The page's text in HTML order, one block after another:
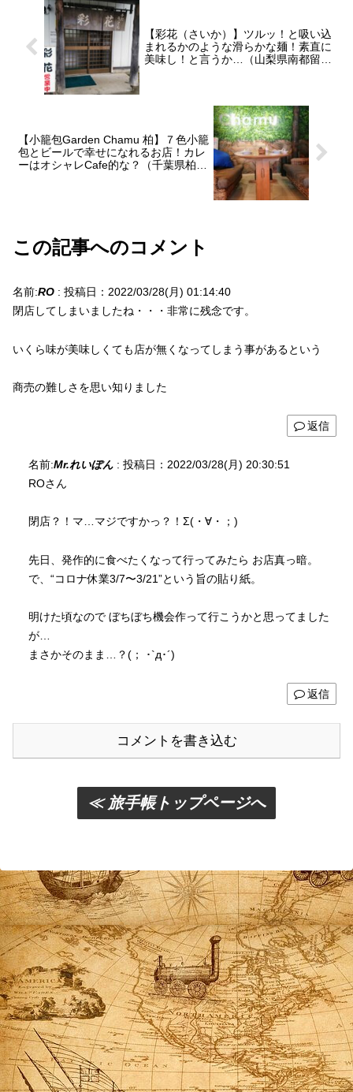
【彩花（さいか）】ツルッ！と吸い込
まれるかのような滑らかな麺！素直に
美味し！と言うか…（山梨県南都留郡
【小籠包Garden Chamu 柏】７色小籠
包とビールで幸せになれるお店！カレ
ーはオシャレCafe的な？（千葉県柏
この記事へのコメント
名前:RO : 投稿日：2022/03/28(月) 01:14:40
閉店してしまいましたね・・・非常に残念です。
いくら味が美味しくても店が無くなってしまう事があるという
商売の難しさを思い知りました
返信
名前:Mr.れいぽん : 投稿日：2022/03/28(月) 20:30:51
ROさん
閉店？！マ…マジですかっ？！Σ(・∀・；)
先日、発作的に食べたくなって行ってみたら お店真っ暗。
で、“コロナ休業3/7〜3/21”という旨の貼り紙。
明けた頃なので ぼちぼち機会作って行こうかと思ってました
が…
まさかそのまま…？(； ･`д･´)
返信
コメントを書き込む
≪ 旅手帳トップページへ